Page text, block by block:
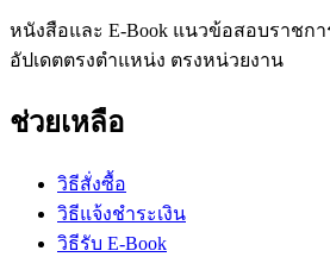
หนังสือและ E-Book แนวข้อสอบราชก
อัปเดตตรงตำแหน่ง ตรงหน่วยงาน
ช่วยเหลือ
วิธีสั่งซื้อ
วิธีแจ้งชำระเงิน
วิธีรับ E-Book